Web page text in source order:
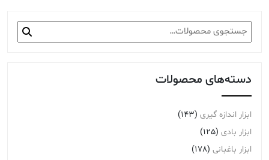
جستجو
برای:
دسته‌های محصولات
ابزار اندازه گیری (143)
ابزار بادی (125)
ابزار باغبانی (178)